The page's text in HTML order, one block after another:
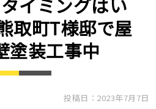
イミングはい
取町T様邸で屋
塗装工事中
投稿日：2023年7月7日